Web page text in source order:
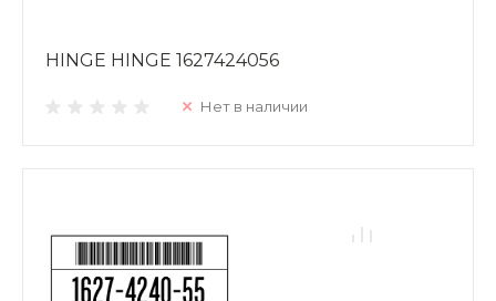
HINGE HINGE 1627424056
Нет в наличии